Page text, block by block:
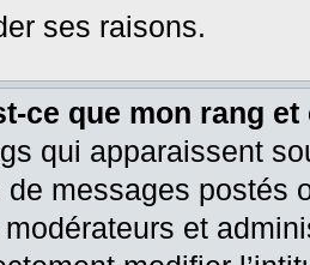
ses raisons.
ce que mon rang
qui apparaissent
de messages postés
et